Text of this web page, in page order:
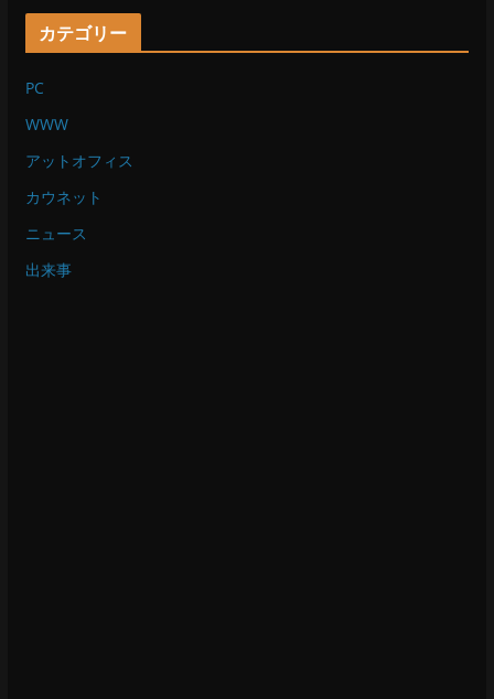
カテゴリー
PC
WWW
アットオフィス
カウネット
ニュース
出来事